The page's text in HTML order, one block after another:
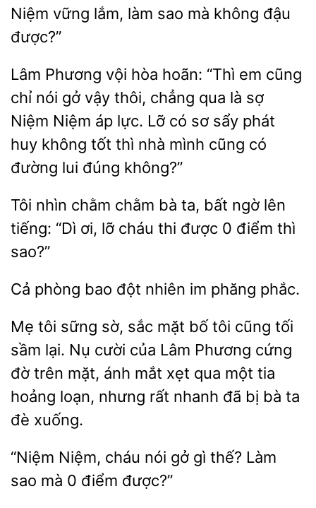
vững lắm, làm sao mà không
được?”
Lâm Phương vội hòa
“Thì em
chỉ nói gở vậy thôi, chẳng qua là sợ
Niệm Niệm áp lực. Lỡ có sơ sẩy phát
huy không
thì nhà mình cũng có
đường lui đúng không?”
Tôi nhìn chằm
bà ta, bất ngờ lên
tiếng: “Dì ơi,
cháu
được 0 điểm thì
sao?”
Cả phòng đột phăng phắc.
Mẹ tôi sững sờ, sắc mặt
tôi cũng tối
sầm lại. Nụ cười của Lâm Phương cứng
đờ trên mặt, ánh mắt xẹt qua
tia
loạn, nhưng rất nhanh đã bị bà ta
đè xuống.
“Niệm nói gở
thế? Làm
sao mà 0 điểm được?”